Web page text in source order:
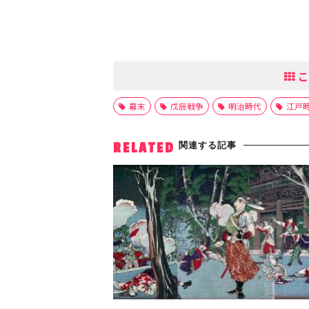
幕末 戊辰戦争 明治時代 江戸
RELATED 関連する記事